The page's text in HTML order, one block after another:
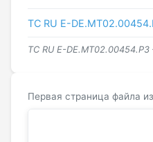
ТС RU Е-
ТС RU Е-
Первая страница файла